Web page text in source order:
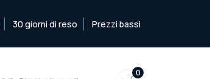
30 giorni di reso Prezzi bassi
0